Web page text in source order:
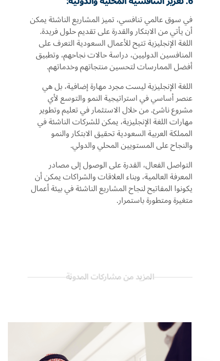
في سوق عالمي تنافسي، تميز المشاريع الناشئة يمكن
أن يأتي من الابتكار والقدرة على تقديم حلول فريدة.
اللغة الإنجليزية تتيح للأعمال السعودية التعرف على
المنافسين الدوليين، دراسة حالات نجاحهم، وتطبيق
أفضل الممارسات لتحسين منتجاتهم وخدماتهم.
اللغة الإنجليزية ليست مجرد مهارة إضافية، بل هي
عنصر أساسي في استراتيجية النمو والتوسع لأي
مشروع ناشئ. من خلال الاستثمار في تعليم وتطوير
مهارات اللغة الإنجليزية، يمكن للشركات الناشئة في
المملكة العربية السعودية تحقيق الابتكار والنمو
والنجاح على المستويين المحلي والدولي.
التواصل الفعال، القدرة على الوصول إلى مصادر
المعرفة العالمية، وبناء العلاقات والشراكات يمكن أن
يكونوا المفاتيح لنجاح المشاريع الناشئة في بيئة أعمال
متغيرة ومتطورة باستمرار.
المزيد من مشاركات المدونة